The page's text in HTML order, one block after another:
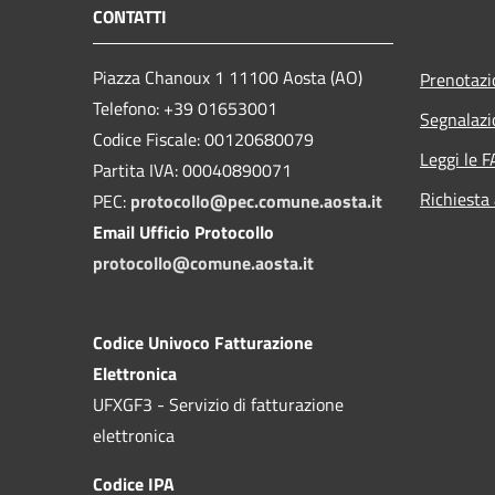
CONTATTI
Piazza Chanoux 1 11100 Aosta (AO)
Telefono: +39 01653001
Codice Fiscale: 00120680079
Partita IVA: 00040890071
PEC: protocollo@pec.comune.aosta.it
Email Ufficio Protocollo
protocollo@comune.aosta.it
Codice Univoco Fatturazione
Elettronica
UFXGF3 - Servizio di fatturazione
elettronica
Codice IPA
Leggi le